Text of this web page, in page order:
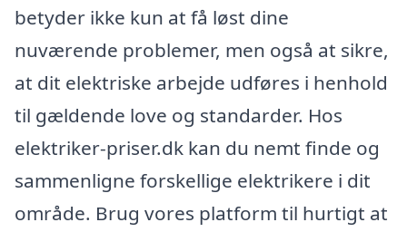
betyder ikke kun at få løst dine
nuværende problemer, men også at sikre,
at dit elektriske arbejde udføres i henhold
til gældende love og standarder. Hos
elektriker-priser.dk kan du nemt finde og
sammenligne forskellige elektrikere i dit
område. Brug vores platform til hurtigt at